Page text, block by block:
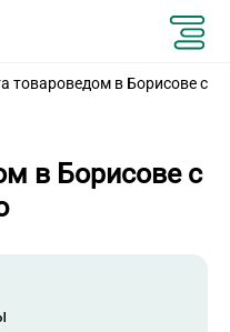
товароведом в Борисове с
в Борисове с